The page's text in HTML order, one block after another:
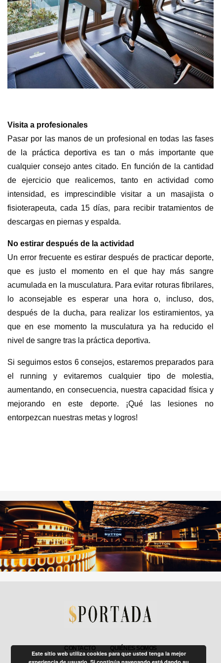
Visita a profesionales
Pasar por las manos de un profesional en todas las fases
de la práctica deportiva es tan o más importante que
cualquier consejo antes citado. En función de la cantidad
de ejercicio que realicemos, tanto en actividad como
intensidad, es imprescindible visitar a un masajista o
fisioterapeuta, cada 15 días, para recibir tratamientos de
descargas en piernas y espalda.
No estirar después de la actividad
Un error frecuente es estirar después de practicar deporte,
que es justo el momento en el que hay más sangre
acumulada en la musculatura. Para evitar roturas fibrilares,
lo aconsejable es esperar una hora o, incluso, dos,
después de la ducha, para realizar los estiramientos, ya
que en ese momento la musculatura ya ha reducido el
nivel de sangre tras la práctica deportiva.
Si seguimos estos 6 consejos, estaremos preparados para
el running y evitaremos cualquier tipo de molestia,
aumentando, en consecuencia, nuestra capacidad física y
mejorando en este deporte. ¡Qué las lesiones no
entorpezcan nuestras metas y logros!
CONTACTO QUIÉNES SOMOS
Este sitio web utiliza cookies para que usted tenga la mejor